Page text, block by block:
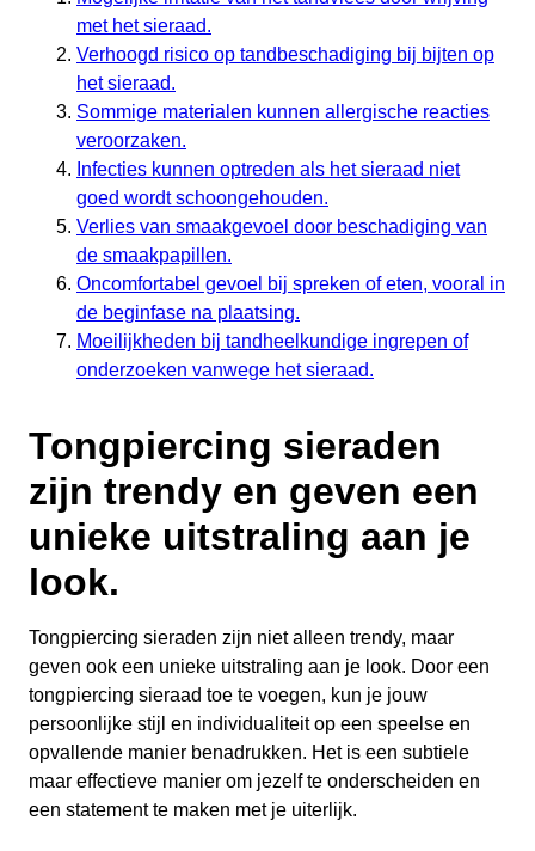
met het sieraad.
Verhoogd risico op tandbeschadiging bij bijten op
het sieraad.
Sommige materialen kunnen allergische reacties
veroorzaken.
Infecties kunnen optreden als het sieraad niet
goed wordt schoongehouden.
Verlies van smaakgevoel door beschadiging van
de smaakpapillen.
Oncomfortabel gevoel bij spreken of eten, vooral in
de beginfase na plaatsing.
Moeilijkheden bij tandheelkundige ingrepen of
onderzoeken vanwege het sieraad.
Tongpiercing sieraden
zijn trendy en geven een
unieke uitstraling aan je
look.
Tongpiercing sieraden zijn niet alleen trendy, maar
geven ook een unieke uitstraling aan je look. Door een
tongpiercing sieraad toe te voegen, kun je jouw
persoonlijke stijl en individualiteit op een speelse en
opvallende manier benadrukken. Het is een subtiele
maar effectieve manier om jezelf te onderscheiden en
een statement te maken met je uiterlijk.